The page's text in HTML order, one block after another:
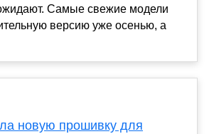
Самые свежие модели
версию уже осенью, а
новую прошивку для